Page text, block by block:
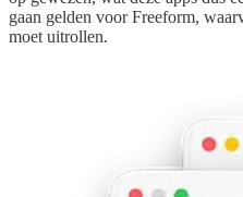
gaan gelden voor Freeform,
moet uitrollen.